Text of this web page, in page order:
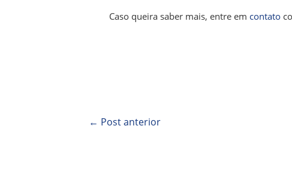
Caso queira saber mais, entre em contato
← Post anterior